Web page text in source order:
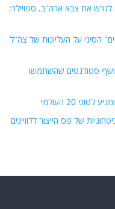
לגרש את צבא ארה"ב. ספויילר:
הסיני על העליונות של צה"ל
סטודנטים שהשתמשו
20 העולמי
של פס הייצור ללוויינים